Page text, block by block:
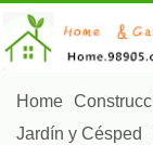
Home
Jardín y Césped